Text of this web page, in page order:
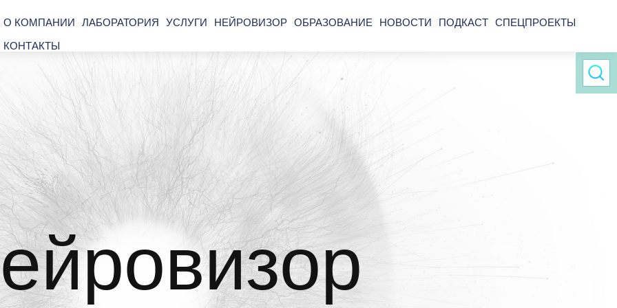
О КОМПАНИИ ЛАБОРАТОРИЯ УСЛУГИ НЕЙРОВИЗОР ОБРАЗОВАНИЕ НОВОСТИ ПОДКАСТ СПЕЦПРОЕКТЫ
КОНТАКТЫ